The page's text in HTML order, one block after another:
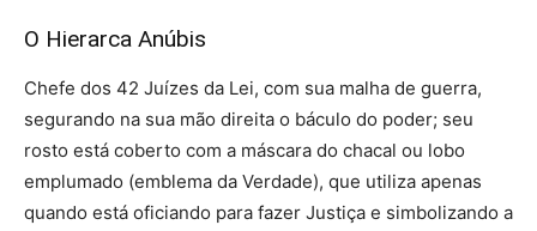
O Hierarca Anúbis
Chefe dos 42 Juízes da Lei, com sua malha de guerra,
segurando na sua mão direita o báculo do poder; seu
rosto está coberto com a máscara do chacal ou lobo
emplumado (emblema da Verdade), que utiliza apenas
quando está oficiando para fazer Justiça e simbolizando a